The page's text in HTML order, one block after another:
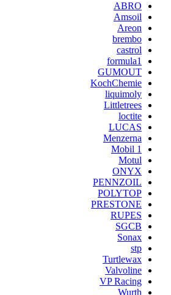
ABRO
Amsoil
Areon
brembo
castrol
formula1
GUMOUT
KochChemie
liquimoly
Littletrees
loctite
LUCAS
Menzerna
Mobil 1
Motul
ONYX
PENNZOIL
POLYTOP
PRESTONE
RUPES
SGCB
Sonax
stp
Turtlewax
Valvoline
VP Racing
Wurth